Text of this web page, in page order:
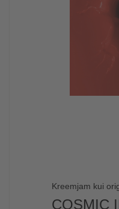
Kreemjam kui
COSMIC